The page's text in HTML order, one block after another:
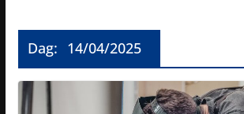
Dag: 14/04/2025